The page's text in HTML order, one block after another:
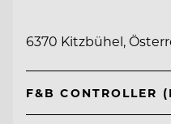
6370 Kitzbühel,
F&B CONTROLLER